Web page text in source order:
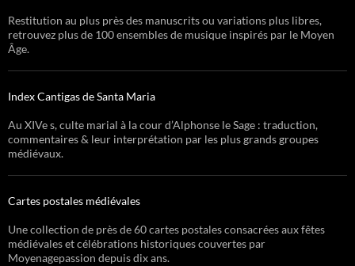
Restitution au plus près des manuscrits ou variations plus libres,
retrouvez plus de 100 ensembles de musique inspirés par le Moyen
Âge.
Index Cantigas de Santa Maria
Au XIVe s, culte marial à la cour d’Alphonse le Sage : traduction,
commentaires & leur interprétation par les plus grands groupes
médiévaux.
Cartes postales médiévales
Une collection de près de 60 cartes postales consacrées aux fêtes
médiévales et célébrations historiques couvertes par
Moyenagepassion depuis dix ans.